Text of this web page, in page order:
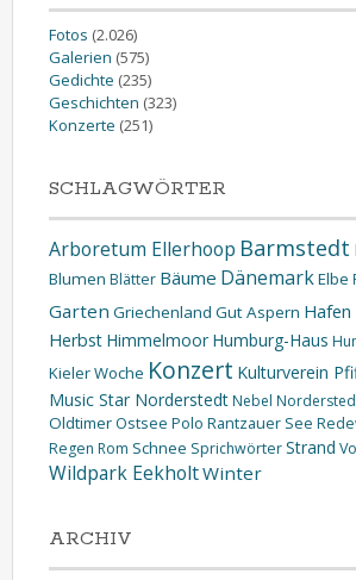
Fotos (2.026)
Galerien (575)
Gedichte (235)
Geschichten (323)
Konzerte (251)
SCHLAGWÖRTER
Arboretum Ellerhoop Barmstedt
Blumen Blätter Bäume DänemarkElbe
Garten Griechenland Gut Aspern Hafen
Herbst Himmelmoor Humburg-Haus
Kieler Woche Konzert Kulturverein
Music Star Norderstedt Nebel
OldtimerOstsee Polo Rantzauer See
Regen Rom Schnee SprichwörterStrand
Wildpark EekholtWinter
ARCHIV